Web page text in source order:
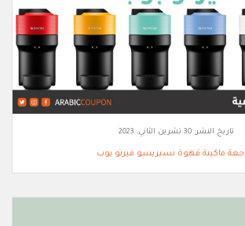
تاريخ النشر:30 تشرين الثاني, 2023
ماكينة قهوة نسبريسو فيرتو بوب